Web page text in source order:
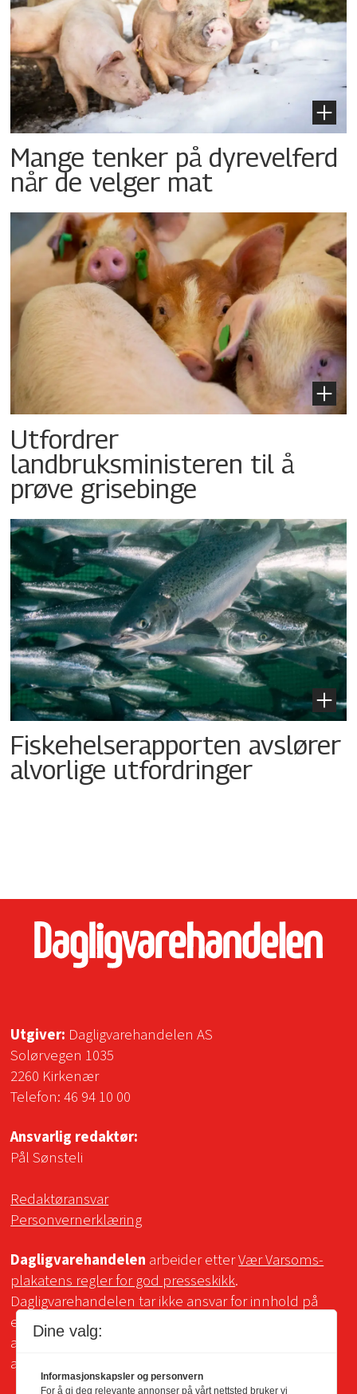
Mange tenker på dyrevelferd
når de velger mat
Utfordrer
landbruksministeren til å
prøve grisebinge
Fiskehelserapporten avslører
alvorlige utfordringer
Utgiver: Dagligvarehandelen AS
Solørvegen 1035
2260 Kirkenær
Telefon:46 94 10 00
Ansvarlig redaktør:
Pål Sønsteli
Redaktøransvar
Personvernerklæring
Dagligvarehandelen arbeider etterVær Varsoms-
plakatens regler for god presseskikk.
Dagligvarehandelen tar ikke ansvar for innhold på
eksterne sider som det lenkes til. Kopiering for bruk
av Dagligvarehandelens materiale er ikke tillatt uten
avtale.
Dine valg:
Informasjonskapsler og personvern
For å gi deg relevante annonser på vårt nettsted bruker vi